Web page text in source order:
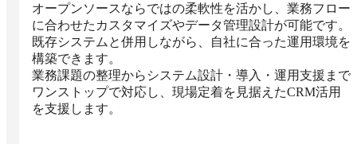
オープンソースならではの柔軟性を活かし、業務フロー
に合わせたカスタマイズやデータ管理設計が可能です。
既存システムと併用しながら、自社に合った運用環境を
構築できます。
業務課題の整理からシステム設計・導入・運用支援まで
ワンストップで対応し、現場定着を見据えたCRM活用
を支援します。